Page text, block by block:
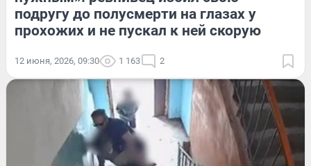
подругу до полусмерти на глазах у
прохожих и не пускал к ней скорую
12 июня, 2026, 09:30 1 163 2